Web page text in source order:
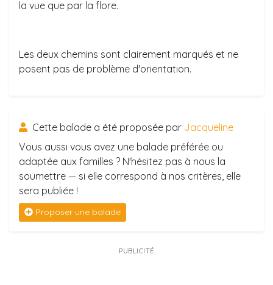
la vue que par la flore.
Les deux chemins sont clairement marqués et ne
posent pas de problème d'orientation.
Cette balade a été proposée par Jacqueline
Vous aussi vous avez une balade préférée ou
adaptée aux familles ? N'hésitez pas à nous la
soumettre — si elle correspond à nos critères, elle
sera publiée !
Proposer une balade
PUBLICITÉ